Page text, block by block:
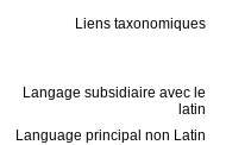
Liens taxonomiques
Langage subsidiaire avec le
latin
Language principal non Latin